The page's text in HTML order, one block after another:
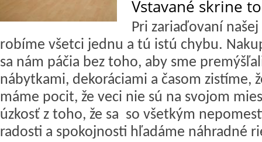
Vstavané skrine
Pri zariaďovaní
robíme všetci jednu a tú istú chybu.
sa nám páčia bez toho, aby sme
nábytkami, dekoráciami a časom zistíme,
máme pocit, že veci nie sú na svojom
úzkosť z toho, že sa so všetkým
radosti a spokojnosti hľadáme náhradné